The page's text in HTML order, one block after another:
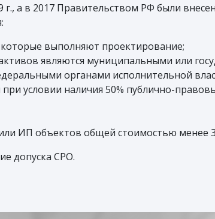
а в 2017 Правительством РФ были
выполняют проектирование;
являются муниципальными или
органами исполнительной
условии наличия 50% публично-
ИП объектов общей стоимостью менее
допуска СРО.